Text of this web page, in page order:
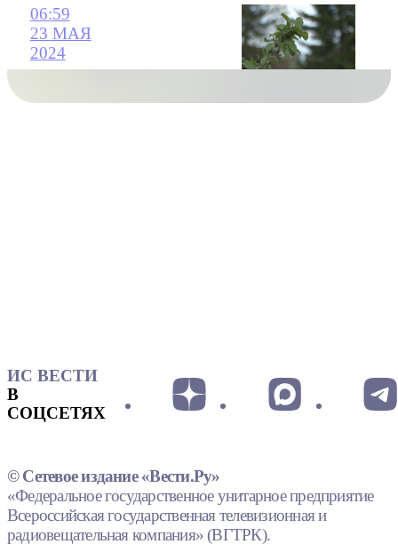
06:59
23 МАЯ
2024
ИС ВЕСТИ
В
СОЦСЕТЯХ
© Сетевое издание «Вести.Ру»
«Федеральное государственное унитарное предприятие
Всероссийская государственная телевизионная и
радиовещательная компания» (ВГТРК).